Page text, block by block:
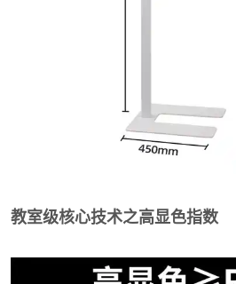
教室级核心技术之高显色指数